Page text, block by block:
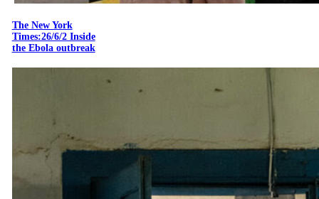
The New York
Times:26/6/2 Inside
the Ebola outbreak